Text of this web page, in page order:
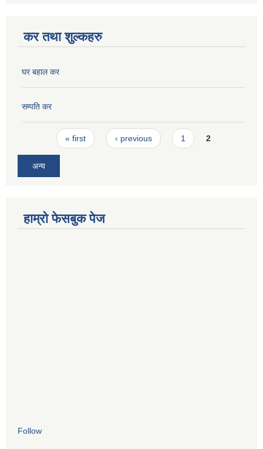
कर तथा शुल्कहरु
घर बहाल कर
सम्पति कर
Pages« first ‹ previous 1 2
अन्य
हाम्रो फेसबुक पेज
Follow